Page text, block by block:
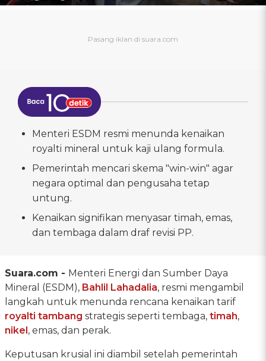
Menteri ESDM resmi menunda kenaikan
royalti mineral untuk kaji ulang formula.
Pemerintah mencari skema "win-win" agar
negara optimal dan pengusaha tetap
untung.
Kenaikan signifikan menyasar timah, emas,
dan tembaga dalam draf revisi PP.
Suara.com - Menteri Energi dan Sumber Daya
Mineral (ESDM), Bahlil Lahadalia, resmi mengambil
langkah untuk menunda rencana kenaikan tarif
royalti tambang strategis seperti tembaga, timah,
nikel, emas, dan perak.
Keputusan krusial ini diambil setelah pemerintah